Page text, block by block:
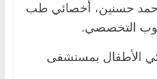
أحمد حسنين، أخصائي طب
التخصصي.
الأطفال بمستشفى